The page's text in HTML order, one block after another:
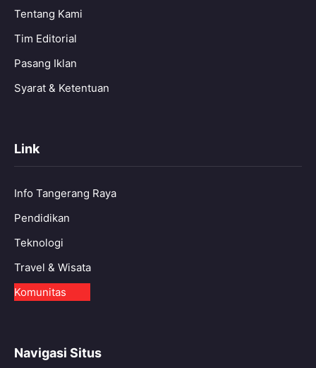
Tentang Kami
Tim Editorial
Pasang Iklan
Syarat & Ketentuan
Link
Info Tangerang Raya
Pendidikan
Teknologi
Travel & Wisata
Komunitas
Navigasi Situs